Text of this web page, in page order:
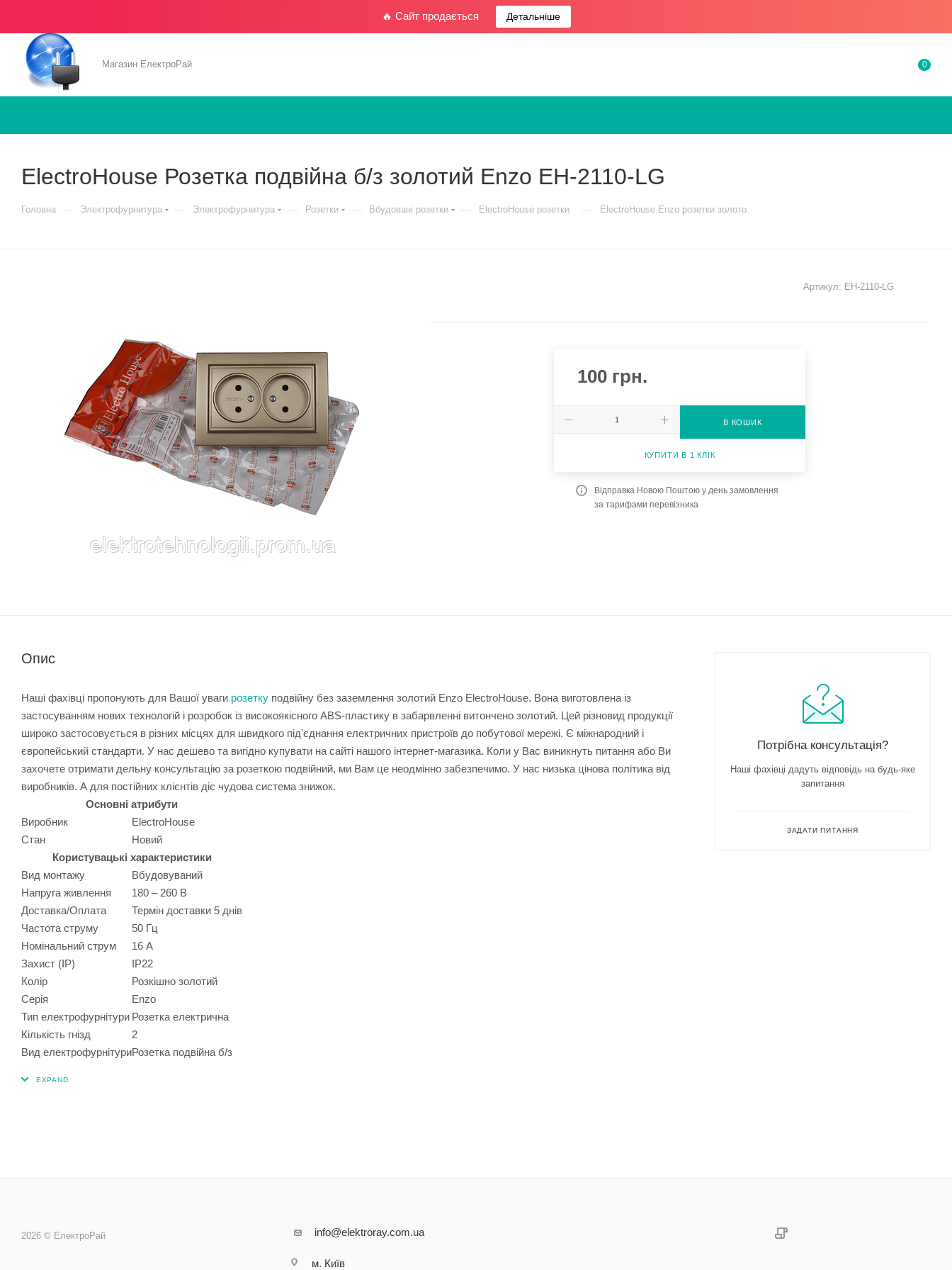
🔥 Сайт продається Детальніше
Магазин ЕлектроРай 0
ElectroHouse Розетка подвійна б/з золотий Enzo EH-2110-LG
Головна — Электрофурнитура — Электрофурнитура — Розетки — Вбудовані розетки — ElectroHouse розетки — ElectroHouse Enzo розетки золото
Артикул: EH-2110-LG
100 грн.
В КОШИК
КУПИТИ В 1 КЛІК
Відправка Новою Поштою у день замовлення
за тарифами перевізника
Опис
Наші фахівці пропонують для Вашої уваги розетку подвійну без заземлення золотий Enzo ElectroHouse. Вона виготовлена із
застосуванням нових технологій і розробок із високоякісного ABS-пластику в забарвленні витончено золотий. Цей різновид продукції
широко застосовується в різних місцях для швидкого під'єднання електричних пристроїв до побутової мережі. Є міжнародний і
європейський стандарти. У нас дешево та вигідно купувати на сайті нашого інтернет-магазика. Коли у Вас виникнуть питання або Ви
захочете отримати дельну консультацію за розеткою подвійний, ми Вам це неодмінно забезпечимо. У нас низька цінова політика від
виробників. А для постійних клієнтів діє чудова система знижок.
Основні атрибути
Виробник
ElectroHouse
Стан
Новий
Користувацькі характеристики
Вид монтажу
Вбудовуваний
Напруга живлення
180 – 260 В
Доставка/Оплата
Термін доставки 5 днів
Частота струму
50 Гц
Номінальний струм
16 А
Захист (IP)
IP22
Колір
Розкішно золотий
Серія
Enzo
Тип електрофурнітури Розетка електрична
Кількість гнізд
2
Вид електрофурнітуриРозетка подвійна б/з
Потрібна консультація?
Наші фахівці дадуть відповідь на будь-яке
запитання
ЗАДАТИ ПИТАННЯ
2026 © ЕлектроРай info@elektroray.com.ua
м. Київ